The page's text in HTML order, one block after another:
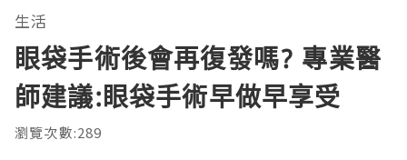
生活
眼袋手術後會再復發嗎? 專業醫
師建議:眼袋手術早做早享受
瀏覽次數:289